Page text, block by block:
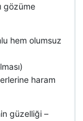
gözüme
hem olumsuz
haram
güzelliği –